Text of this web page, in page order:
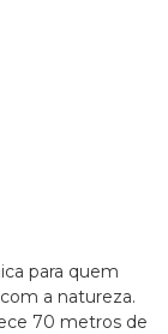
para quem
a natureza.
70 metros de